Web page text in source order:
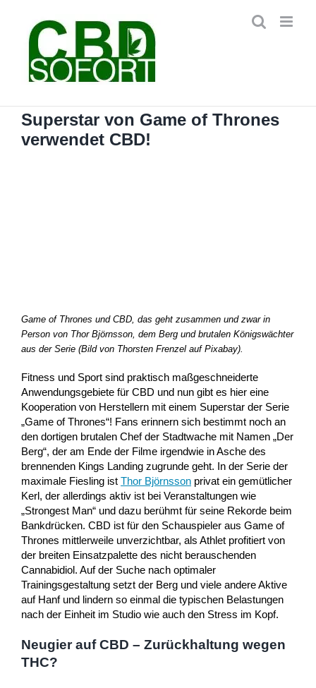
springen
Superstar von Game of Thrones
verwendet CBD!
Game of Thrones und CBD, das geht zusammen und zwar in
Person von Thor Björnsson, dem Berg und brutalen Königswächter
aus der Serie (Bild von Thorsten Frenzel auf Pixabay).
Fitness und Sport sind praktisch maßgeschneiderte
Anwendungsgebiete für CBD und nun gibt es hier eine
Kooperation von Herstellern mit einem Superstar der Serie
„Game of Thrones“! Fans erinnern sich bestimmt noch an
den dortigen brutalen Chef der Stadtwache mit Namen „Der
Berg“, der am Ende der Filme irgendwie in Asche des
brennenden Kings Landing zugrunde geht. In der Serie der
maximale Fiesling ist Thor Björnsson privat ein gemütlicher
Kerl, der allerdings aktiv ist bei Veranstaltungen wie
„Strongest Man“ und dazu berühmt für seine Rekorde beim
Bankdrücken. CBD ist für den Schauspieler aus Game of
Thrones mittlerweile unverzichtbar, als Athlet profitiert von
der breiten Einsatzpalette des nicht berauschenden
Cannabidiol. Auf der Suche nach optimaler
Trainingsgestaltung setzt der Berg und viele andere Aktive
auf Hanf und lindern so einmal die typischen Belastungen
nach der Einheit im Studio wie auch den Stress im Kopf.
Neugier auf CBD – Zurückhaltung wegen
THC?